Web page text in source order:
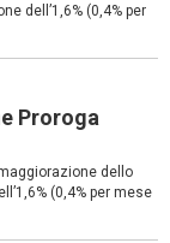
dell’1,6% (0,4% per
Proroga
dello
(0,4% per mese